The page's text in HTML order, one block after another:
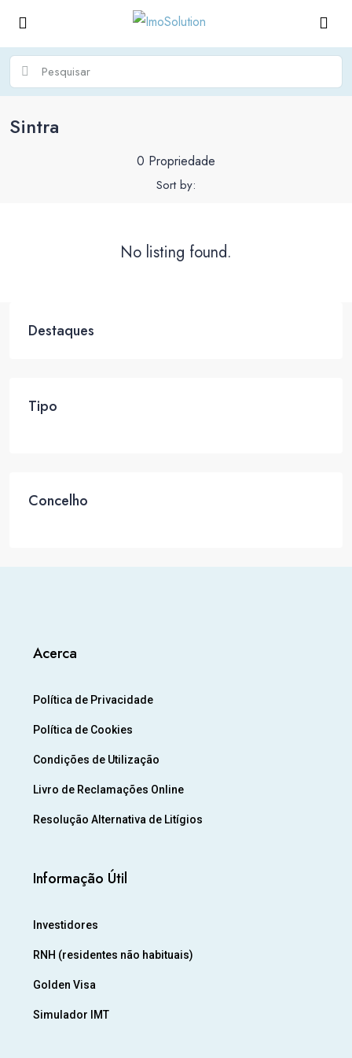
Sintra
0 Propriedade
Sort by:
No listing found.
Destaques
Tipo
Concelho
Acerca
Política de Privacidade
Política de Cookies
Condições de Utilização
Livro de Reclamações Online
Resolução Alternativa de Litígios
Informação Útil
Investidores
RNH (residentes não habituais)
Golden Visa
Simulador IMT